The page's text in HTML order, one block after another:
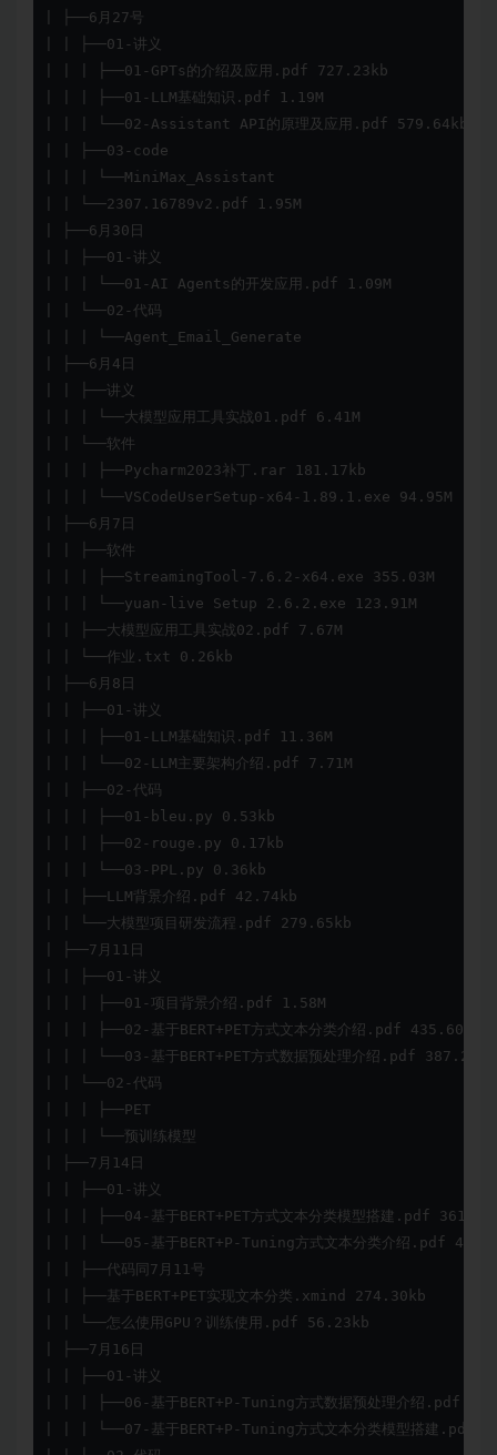
| ├──6月27号
| | ├──01-讲义
| | | ├──01-GPTs的介绍及应用.pdf 727.23kb
| | | ├──01-LLM基础知识.pdf 1.19M
| | | └──02-Assistant API的原理及应用.pdf 579.64kb
| | ├──03-code
| | | └──MiniMax_Assistant
| | └──2307.16789v2.pdf 1.95M
| ├──6月30日
| | ├──01-讲义
| | | └──01-AI Agents的开发应用.pdf 1.09M
| | └──02-代码
| | | └──Agent_Email_Generate
| ├──6月4日
| | ├──讲义
| | | └──大模型应用工具实战01.pdf 6.41M
| | └──软件
| | | ├──Pycharm2023补丁.rar 181.17kb
| | | └──VSCodeUserSetup-x64-1.89.1.exe 94.95M
| ├──6月7日
| | ├──软件
| | | ├──StreamingTool-7.6.2-x64.exe 355.03M
| | | └──yuan-live Setup 2.6.2.exe 123.91M
| | ├──大模型应用工具实战02.pdf 7.67M
| | └──作业.txt 0.26kb
| ├──6月8日
| | ├──01-讲义
| | | ├──01-LLM基础知识.pdf 11.36M
| | | └──02-LLM主要架构介绍.pdf 7.71M
| | ├──02-代码
| | | ├──01-bleu.py 0.53kb
| | | ├──02-rouge.py 0.17kb
| | | └──03-PPL.py 0.36kb
| | ├──LLM背景介绍.pdf 42.74kb
| | └──大模型项目研发流程.pdf 279.65kb
| ├──7月11日
| | ├──01-讲义
| | | ├──01-项目背景介绍.pdf 1.58M
| | | ├──02-基于BERT+PET方式文本分类介绍.pdf 435.60kb
| | | └──03-基于BERT+PET方式数据预处理介绍.pdf 387.28kb
| | └──02-代码
| | | ├──PET
| | | └──预训练模型
| ├──7月14日
| | ├──01-讲义
| | | ├──04-基于BERT+PET方式文本分类模型搭建.pdf
| | | └──05-基于BERT+P-Tuning方式文本分类介绍.pdf
| | ├──代码同7月11号
| | ├──基于BERT+PET实现文本分类.xmind 274.30kb
| | └──怎么使用GPU？训练使用.pdf 56.23kb
| ├──7月16日
| | ├──01-讲义
| | | ├──06-基于BERT+P-Tuning方式数据预处理介绍.pdf
| | | └──07-基于BERT+P-Tuning方式文本分类模型搭建.pdf